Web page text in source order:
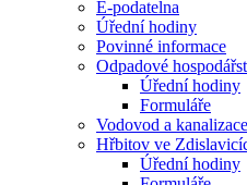
E-podatelna
Úřední hodiny
Povinné informace
Odpadové
Úřední hodiny
Formuláře
Vodovod a kanalizace
Hřbitov ve
Úřední hodiny